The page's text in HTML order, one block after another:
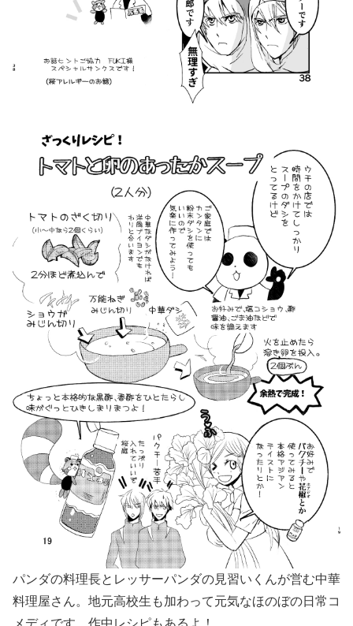
パンダの料理長とレッサーパンダの見習いくんが営む中華
料理屋さん。地元高校生も加わって元気なほのぼの日常コ
メディです。作中レシピもあるよ！